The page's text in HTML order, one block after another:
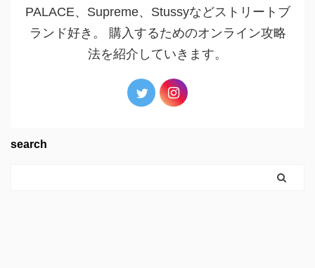
PALACE、Supreme、Stussyなどストリートブ
ランド好き。 購入するためのオンライン攻略
法を紹介していきます。
search